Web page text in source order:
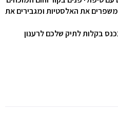
את האלסטיות ומגבירים את
בקלות לתיק שלכם לרענון